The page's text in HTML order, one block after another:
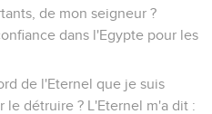
de mon seigneur ?
dans l'Egypte pour les
de l'Eternel que je suis
détruire ? L'Eternel m'a dit :